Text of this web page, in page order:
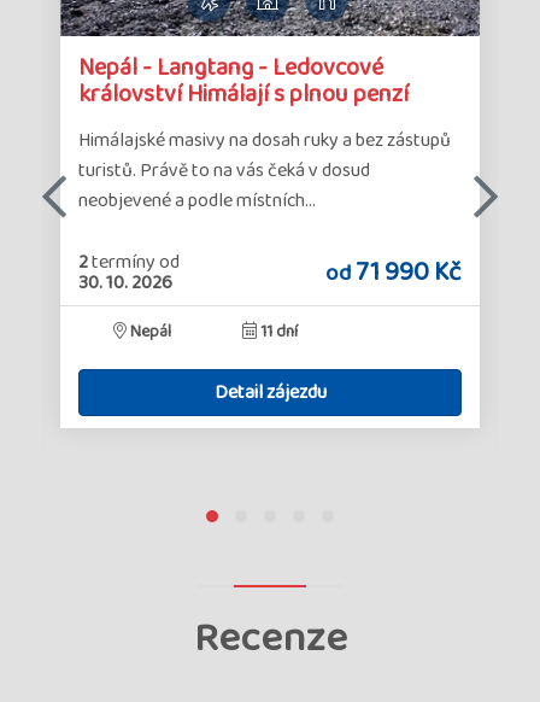
Nepál - Langtang - Ledovcové
království Himálají s plnou penzí
Himálajské masivy na dosah ruky a bez zástupů
turistů. Právě to na vás čeká v dosud
neobjevené a podle místních…
2termínyod
30. 10. 2026 od71 990 Kč
Nepál 11 dní
Detail zájezdu
Detail
zájezdu
Recenze